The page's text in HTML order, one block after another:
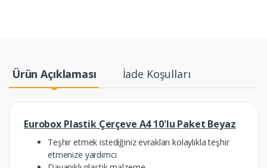
Ürün Açıklaması İade Koşulları
Eurobox Plastik Çerçeve A4 10'lu Paket Beyaz
Teşhir etmek istediğiniz evrakları kolaylıkla teşhir
etmenize yardımcı